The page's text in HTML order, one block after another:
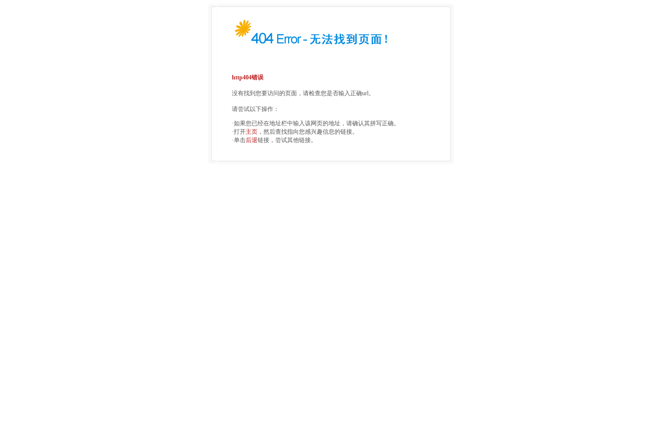
http404错误
没有找到您要访问的页面，请检查您是否输入正确url。
请尝试以下操作：
·如果您已经在地址栏中输入该网页的地址，请确认其拼写正确。
·打开主页 ，然后查找指向您感兴趣信息的链接。
·单击后退链接，尝试其他链接。